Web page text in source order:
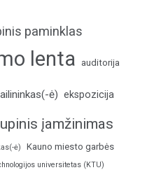
paminklas
lenta auditorija
ė) ekspozicija
įamžinimas
ė)
Kauno miesto garbės
universitetas (KTU)